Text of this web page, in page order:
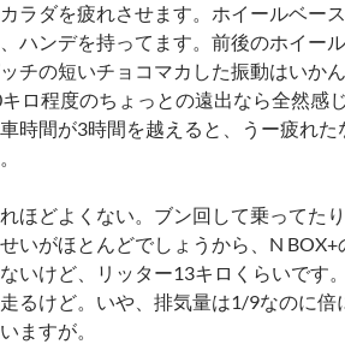
ラダを疲れさせます。ホイールベー
ハンデを持ってます。前後のホイー
チの短いチョコマカした振動はいか
ロ程度のちょっとの遠出なら全然感
時間が3時間を越えると、うー疲れた
ほどよくない。ブン回して乗ってた
いがほとんどでしょうから、N BOX+
いけど、リッター13キロくらいです
るけど。いや、排気量は1/9なのに倍
ますが。